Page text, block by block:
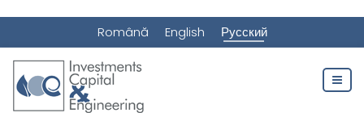
Română English Русский